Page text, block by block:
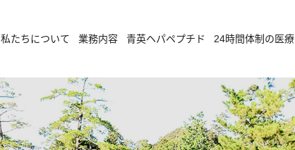
私たちについて 業務内容 青英ヘパペプチド 24時間体制の医療